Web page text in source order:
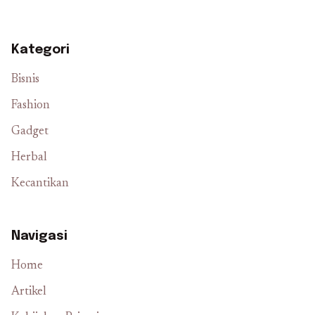
Kategori
Bisnis
Fashion
Gadget
Herbal
Kecantikan
Navigasi
Home
Artikel